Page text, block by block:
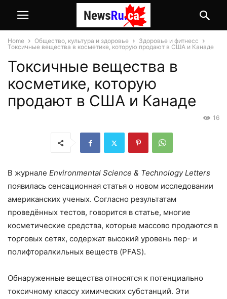
Home Общество, культура и здоровье
Здоровье и фитнесс
Токсичные вещества в косметике, которую продают в США и Канаде
Токсичные вещества в
косметике, которую
продают в США и Канаде
16
В журнале Environmental Science & Technology Letters
появилась сенсационная статья о новом исследовании
американских ученых. Согласно результатам
проведённых тестов, говорится в статье, многие
косметические средства, которые массово продаются в
торговых сетях, содержат высокий уровень пер- и
полифторалкильных веществ (PFAS).
Обнаруженные вещества относятся к потенциально
токсичному классу химических субстанций. Эти